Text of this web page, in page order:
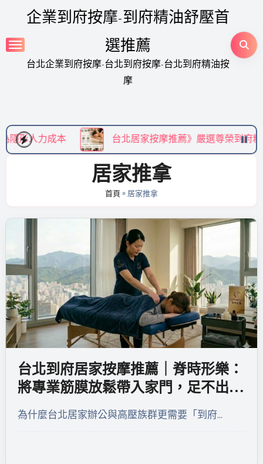
content
企業到府按摩-到府精油舒壓首
選推薦
台北企業到府按摩-台北到府按摩-台北到府精油按
摩
台北居家按摩推薦》嚴選尊榮到府精油 SPA，享受
居家推拿
首頁 » 居家推拿
台北到府居家按摩推薦｜脊時形樂：
將專業筋膜放鬆帶入家門，足不出戶
的頂級舒壓體驗
為什麼台北居家辦公與高壓族群更需要「到府…